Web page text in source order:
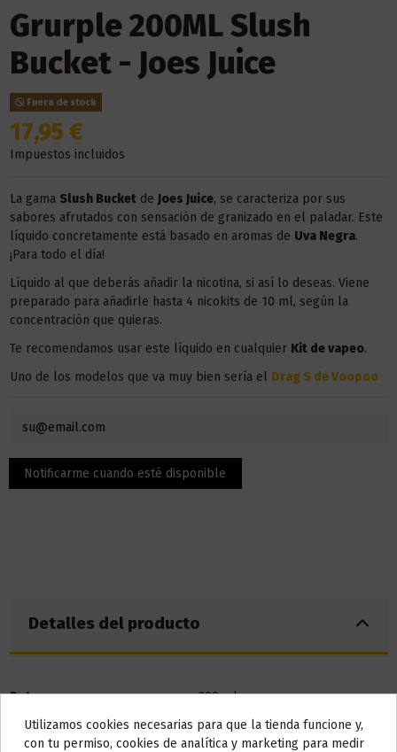
Grurple 200ML Slush
Bucket - Joes Juice
Fuera de stock
17,95 €
Impuestos incluidos
La gama Slush Bucketde Joes Juice, se caracteriza por sus
sabores afrutados con sensación de granizado en el paladar. Este
líquido concretamente está basado en aromas de Uva Negra.
¡Para todo el día!
Líquido al que deberás añadir la nicotina, si así lo deseas. Viene
preparado para añadirle hasta 4 nicokits de 10 ml, según la
concentración que quieras.
Te recomendamos usar este líquido en cualquier Kit de vapeo.
Uno de los modelos que va muy bien sería el Drag S de Voopoo
Detalles del producto
Bote 200 ml
Base 30% PG / 70% VG Do not show again.
Utilizamos cookies necesarias para que la tienda funcione y,
con tu permiso, cookies de analítica y marketing para medir